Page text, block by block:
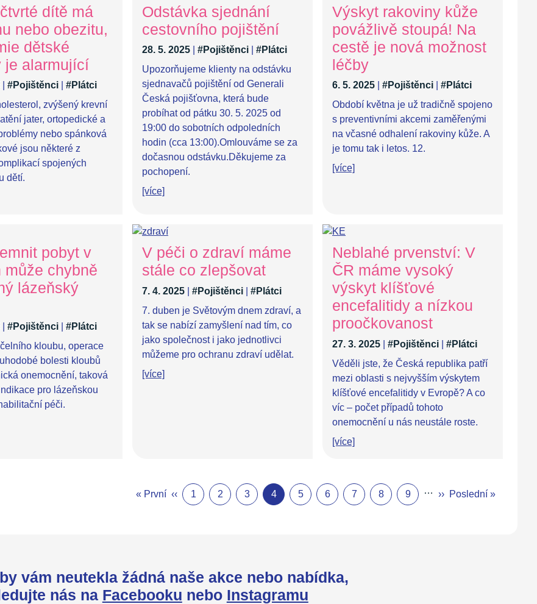
dítě má
nebo obezitu,
dětské
je alarmující
#Pojištěnci
#Plátci
zvýšený krevní
jater, ortopedické a
nebo spánková
jsou některé z
spojených
dětí.
Odstávka sjednání
cestovního pojištění
28. 5. 2025 #Pojištěnci
#Plátci
Upozorňujeme klienty na odstávku
sjednavačů pojištění od Generali
Česká pojišťovna, která bude
probíhat od pátku 30. 5. 2025 od
19:00 do sobotních odpoledních
hodin (cca 13:00).Omlouváme se za
dočasnou odstávku.Děkujeme za
pochopení.
[více]
Výskyt rakoviny kůže
povážlivě stoupá! Na
cestě je nová možnost
léčby
6. 5. 2025 #Pojištěnci
#Plátci
Období května je už tradičně spojeno
s preventivními akcemi zaměřenými
na včasné odhalení rakoviny kůže. A
je tomu tak i letos. 12.
[více]
pobyt v
může chybně
lázeňský
#Pojištěnci
#Plátci
kloubu, operace
bolesti kloubů
onemocnění, taková
pro lázeňskou
péči.
V péči o zdraví máme
stále co zlepšovat
7. 4. 2025 #Pojištěnci
#Plátci
7. duben je Světovým dnem zdraví, a
tak se nabízí zamyšlení nad tím, co
jako společnost i jako jednotlivci
můžeme pro ochranu zdraví udělat.
[více]
Neblahé prvenství: V
ČR máme vysoký
výskyt klíšťové
encefalitidy a nízkou
proočkovanost
27. 3. 2025 #Pojištěnci
#Plátci
Věděli jste, že Česká republika patří
mezi oblasti s nejvyšším výskytem
klíšťové encefalitidy v Evropě? A co
víc – počet případů tohoto
onemocnění u nás neustále roste.
[více]
« První ‹‹ 1 2 3 4 5 6 7 8 9 … ›› Poslední »
vám neutekla žádná naše akce nebo nabídka,
nás na Facebooku nebo Instagramu